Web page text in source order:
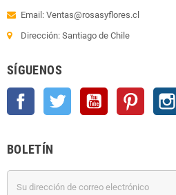
Email: Ventas@rosasyflores.cl
Dirección: Santiago de Chile
SÍGUENOS
Facebook Twitter YouTube Pinterest
BOLETÍN